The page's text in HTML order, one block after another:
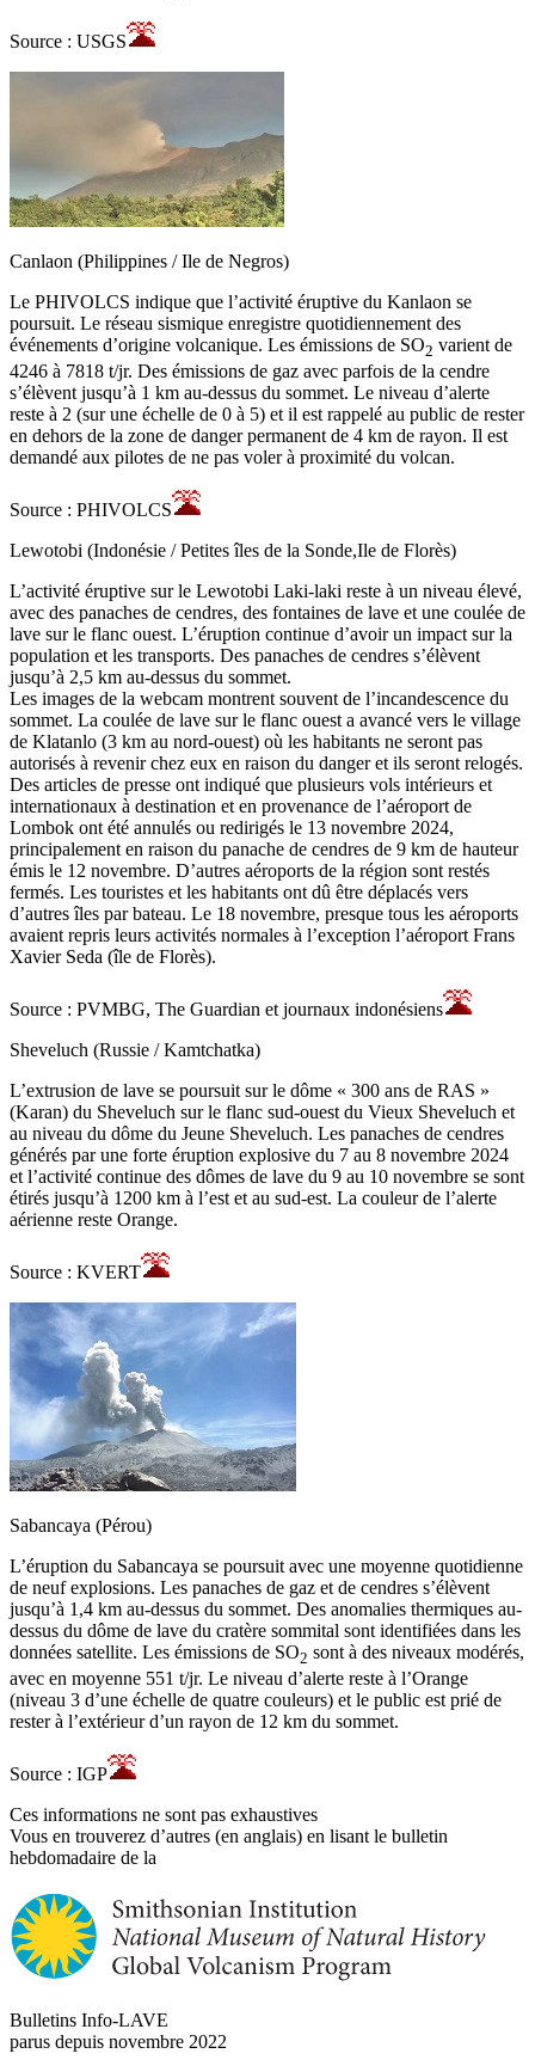
Source : USGS
Canlaon (Philippines / Ile de Negros)
Le PHIVOLCS indique que l’activité éruptive du Kanlaon se
poursuit. Le réseau sismique enregistre quotidiennement des
événements d’origine volcanique. Les émissions de SO2 varient de
4246 à 7818 t/jr. Des émissions de gaz avec parfois de la cendre
s’élèvent jusqu’à 1 km au-dessus du sommet. Le niveau d’alerte
reste à 2 (sur une échelle de 0 à 5) et il est rappelé au public de rester
en dehors de la zone de danger permanent de 4 km de rayon. Il est
demandé aux pilotes de ne pas voler à proximité du volcan.
Source : PHIVOLCS
Lewotobi (Indonésie / Petites îles de la Sonde,Ile de Florès)
L’activité éruptive sur le Lewotobi Laki-laki reste à un niveau élevé,
avec des panaches de cendres, des fontaines de lave et une coulée de
lave sur le flanc ouest. L’éruption continue d’avoir un impact sur la
population et les transports. Des panaches de cendres s’élèvent
jusqu’à 2,5 km au-dessus du sommet.
Les images de la webcam montrent souvent de l’incandescence du
sommet. La coulée de lave sur le flanc ouest a avancé vers le village
de Klatanlo (3 km au nord-ouest) où les habitants ne seront pas
autorisés à revenir chez eux en raison du danger et ils seront relogés.
Des articles de presse ont indiqué que plusieurs vols intérieurs et
internationaux à destination et en provenance de l’aéroport de
Lombok ont été annulés ou redirigés le 13 novembre 2024,
principalement en raison du panache de cendres de 9 km de hauteur
émis le 12 novembre. D’autres aéroports de la région sont restés
fermés. Les touristes et les habitants ont dû être déplacés vers
d’autres îles par bateau. Le 18 novembre, presque tous les aéroports
avaient repris leurs activités normales à l’exception l’aéroport Frans
Xavier Seda (île de Florès).
Source : PVMBG, The Guardian et journaux indonésiens
Sheveluch (Russie / Kamtchatka)
L’extrusion de lave se poursuit sur le dôme « 300 ans de RAS »
(Karan) du Sheveluch sur le flanc sud-ouest du Vieux Sheveluch et
au niveau du dôme du Jeune Sheveluch. Les panaches de cendres
générés par une forte éruption explosive du 7 au 8 novembre 2024
et l’activité continue des dômes de lave du 9 au 10 novembre se sont
étirés jusqu’à 1200 km à l’est et au sud-est. La couleur de l’alerte
aérienne reste Orange.
Source : KVERT
Sabancaya (Pérou)
L’éruption du Sabancaya se poursuit avec une moyenne quotidienne
de neuf explosions. Les panaches de gaz et de cendres s’élèvent
jusqu’à 1,4 km au-dessus du sommet. Des anomalies thermiques au-
dessus du dôme de lave du cratère sommital sont identifiées dans les
données satellite. Les émissions de SO2 sont à des niveaux modérés,
avec en moyenne 551 t/jr. Le niveau d’alerte reste à l’Orange
(niveau 3 d’une échelle de quatre couleurs) et le public est prié de
rester à l’extérieur d’un rayon de 12 km du sommet.
Source : IGP
Ces informations ne sont pas exhaustives
Vous en trouverez d’autres (en anglais) en lisant le bulletin
hebdomadaire de la
Bulletins Info-LAVE
parus depuis novembre 2022